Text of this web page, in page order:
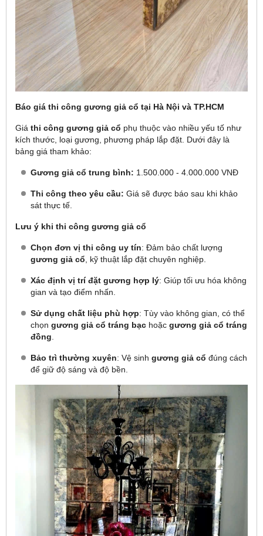
Báo giá thi công gương giả cổ tại Hà Nội và TP.HCM
Giá thi công gương giả cổ phụ thuộc vào nhiều yếu tố như
kích thước, loại gương, phương pháp lắp đặt. Dưới đây là
bảng giá tham khảo:
Gương giả cổ trung bình: 1.500.000 - 4.000.000 VNĐ
Thi công theo yêu cầu: Giá sẽ được báo sau khi khảo
sát thực tế.
Lưu ý khi thi công gương giả cổ
Chọn đơn vị thi công uy tín: Đảm bảo chất lượng
gương giả cổ , kỹ thuật lắp đặt chuyên nghiệp.
Xác định vị trí đặt gương hợp lý: Giúp tối ưu hóa không
gian và tạo điểm nhấn.
Sử dụng chất liệu phù hợp: Tùy vào không gian, có thể
chọn gương giả cổ tráng bạc hoặc gương giả cổ tráng
đồng
Bảo trì thường xuyên: Vệ sinh gương giả cổ đúng cách
để giữ độ sáng và độ bền.